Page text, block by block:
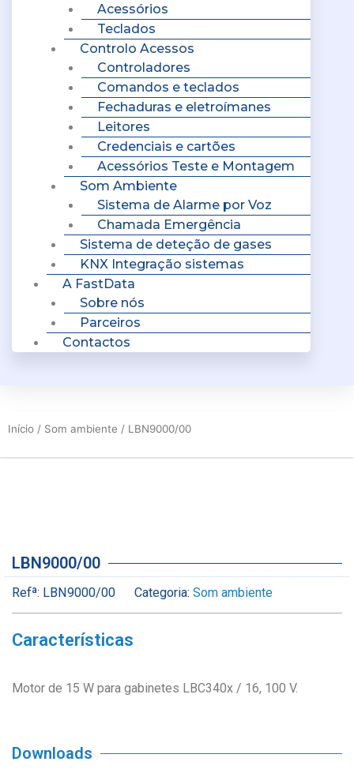
Acessórios
Teclados
Controlo Acessos
Controladores
Comandos e teclados
Fechaduras e eletroímanes
Leitores
Credenciais e cartões
Acessórios Teste e Montagem
Som Ambiente
Sistema de Alarme por Voz
Chamada Emergência
Sistema de deteção de gases
KNX Integração sistemas
A FastData
Sobre nós
Parceiros
Contactos
Início / Som ambiente / LBN9000/00
LBN9000/00
Refª: LBN9000/00 Categoria: Som ambiente
Características
Motor de 15 W para gabinetes LBC340x / 16, 100 V.
Downloads